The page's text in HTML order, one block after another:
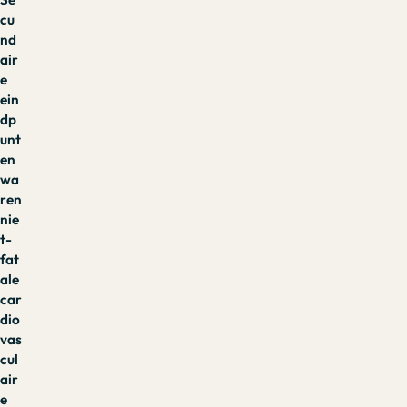
cu
nd
air
e
ein
dp
unt
en
wa
ren
nie
t-
fat
ale
car
dio
vas
cul
air
e